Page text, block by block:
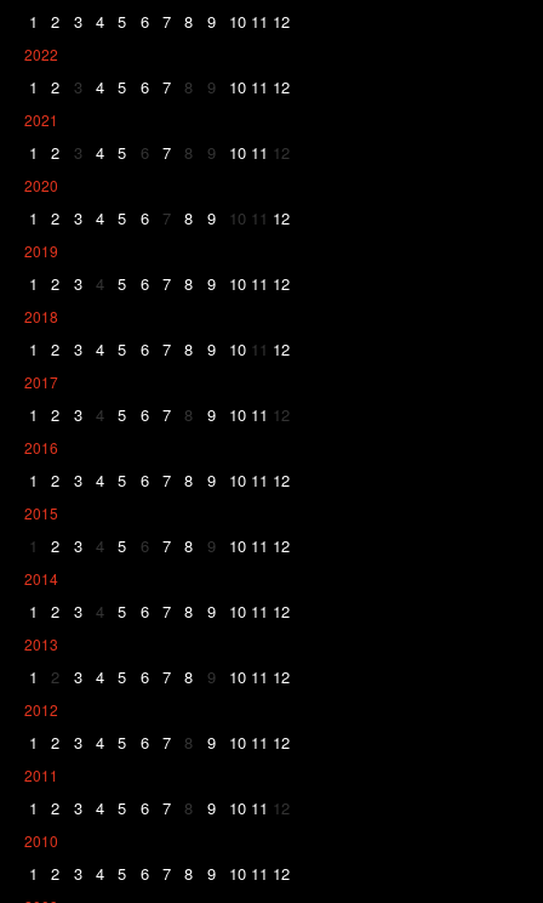
1 2 3 4 5 6 7 8 9 10 11 12
2022
1 2 3 4 5 6 7 8 9 10 11 12
2021
1 2 3 4 5 6 7 8 9 10 11 12
2020
1 2 3 4 5 6 7 8 9 10 11 12
2019
1 2 3 4 5 6 7 8 9 10 11 12
2018
1 2 3 4 5 6 7 8 9 10 11 12
2017
1 2 3 4 5 6 7 8 9 10 11 12
2016
1 2 3 4 5 6 7 8 9 10 11 12
2015
1 2 3 4 5 6 7 8 9 10 11 12
2014
1 2 3 4 5 6 7 8 9 10 11 12
2013
1 2 3 4 5 6 7 8 9 10 11 12
2012
1 2 3 4 5 6 7 8 9 10 11 12
2011
1 2 3 4 5 6 7 8 9 10 11 12
2010
1 2 3 4 5 6 7 8 9 10 11 12